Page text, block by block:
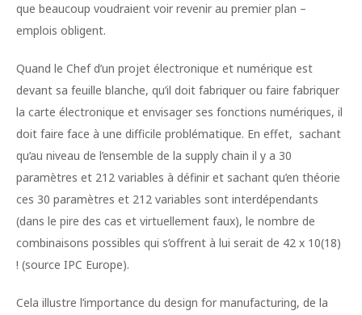
que beaucoup voudraient voir revenir au premier plan –
emplois obligent.
Quand le Chef d’un projet électronique et numérique est
devant sa feuille blanche, qu’il doit fabriquer ou faire fabriquer
la carte électronique et envisager ses fonctions numériques, il
doit faire face à une difficile problématique. En effet, sachant
qu’au niveau de l’ensemble de la supply chain il y a 30
paramètres et 212 variables à définir et sachant qu’en théorie
ces 30 paramètres et 212 variables sont interdépendants
(dans le pire des cas et virtuellement faux), le nombre de
combinaisons possibles qui s’offrent à lui serait de 42 x 10(18)
! (source IPC Europe).
Cela illustre l’importance du design for manufacturing, de la